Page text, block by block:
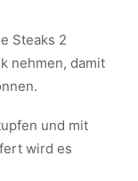
Steaks 2
nehmen, damit
und mit
wird es